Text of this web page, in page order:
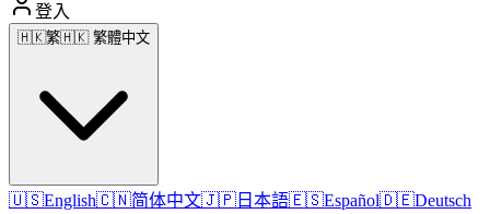
登入
🇭🇰繁🇭🇰 繁體中文
🇺🇸English🇨🇳简体中文🇯🇵 日本語🇪🇸Español🇩🇪Deutsch